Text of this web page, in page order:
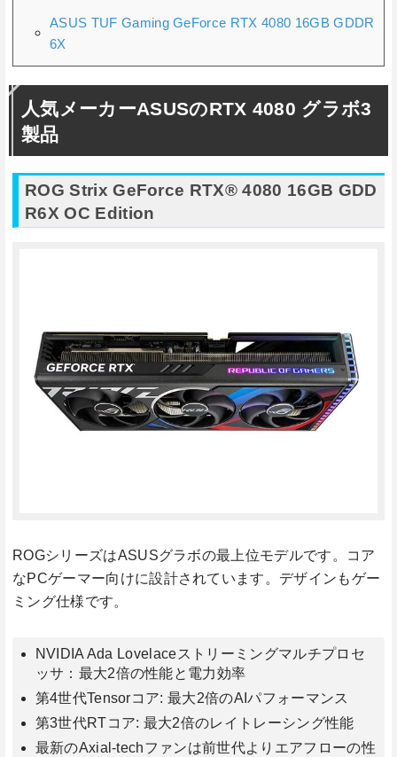
ASUS TUF Gaming GeForce RTX 4080 16GB GDDR
6X
人気メーカーASUSのRTX 4080 グラボ3
製品
ROG Strix GeForce RTX® 4080 16GB GDD
R6X OC Edition
ROGシリーズはASUSグラボの最上位モデルです。コア
なPCゲーマー向けに設計されています。デザインもゲー
ミング仕様です。
NVIDIA Ada Lovelaceストリーミングマルチプロセ
ッサ：最大2倍の性能と電力効率
第4世代Tensorコア: 最大2倍のAIパフォーマンス
第3世代RTコア: 最大2倍のレイトレーシング性能
最新のAxial-techファンは前世代よりエアフローの性